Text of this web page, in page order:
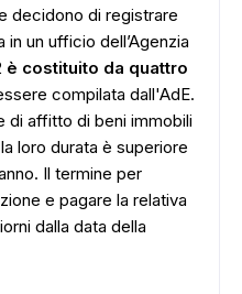
decidono di registrare
un ufficio dell’Agenzia
è costituito da quattro
compilata dall'AdE.
di affitto di beni immobili
loro durata è superiore
Il termine per
e pagare la relativa
dalla data della